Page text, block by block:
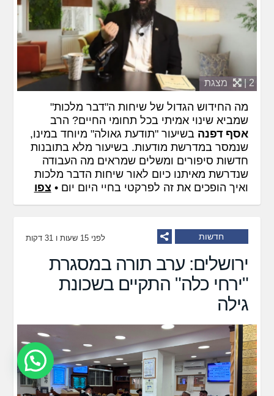
2 | מצגת
מה החידוש הגדול של שיחות ה"דבר מלכות"
שמביא שינוי אמיתי בכל תחומי החיים? הרב
אסף דפנה בשיעור "תודעת גאולה" מיוחד במינו,
שנמסר במדרשת מודעות. בשיעור מלא בתובנות
חדשות סיפורים ומשלים שמראים מה העבודה
שנדרשת מאיתנו כיום לאור שיחות הדבר מלכות
ואיך הופכים את זה לפרקטי בחיי היום יום • צפו
חדשות לפני 15 שעות ו 31 דקות
ירושלים: ערב תורה במסגרת
"ירחי כלה" התקיים בשכונת
גילה